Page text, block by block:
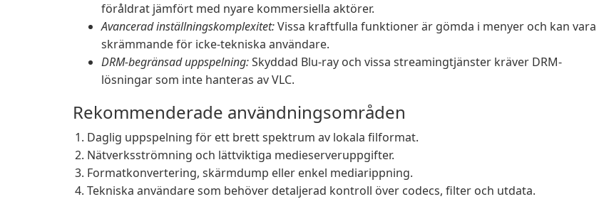
föråldrat jämfört med nyare kommersiella aktörer.
Avancerad inställningskomplexitet:Vissa kraftfulla funktioner är gömda i menyer och kan vara
skrämmande för icke-tekniska användare.
DRM-begränsad uppspelning:Skyddad Blu-ray och vissa streamingtjänster kräver DRM-
lösningar som inte hanteras av VLC.
Rekommenderade användningsområden
Daglig uppspelning för ett brett spektrum av lokala filformat.
Nätverksströmning och lättviktiga medieserveruppgifter.
Formatkonvertering, skärmdump eller enkel mediarippning.
Tekniska användare som behöver detaljerad kontroll över codecs, filter och utdata.